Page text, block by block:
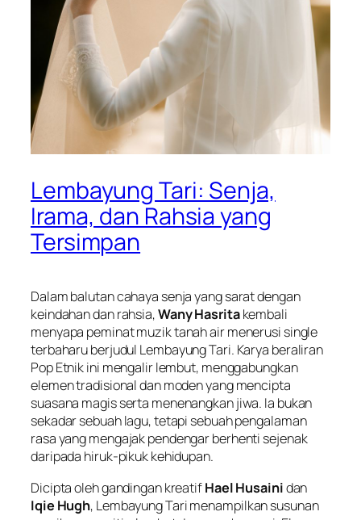
Lembayung Tari: Senja,
Irama, dan Rahsia yang
Tersimpan
Dalam balutan cahaya senja yang sarat dengan
keindahan dan rahsia,Wany Hasritakembali
menyapa peminat muzik tanah air menerusi single
terbaharu berjudul Lembayung Tari. Karya beraliran
Pop Etnik ini mengalir lembut, menggabungkan
elemen tradisional dan moden yang mencipta
suasana magis serta menenangkan jiwa. Ia bukan
sekadar sebuah lagu, tetapi sebuah pengalaman
rasa yang mengajak pendengar berhenti sejenak
daripada hiruk-pikuk kehidupan.
Dicipta oleh gandingan kreatifHael Husainidan
Iqie Hugh, Lembayung Tarimenampilkan susunan